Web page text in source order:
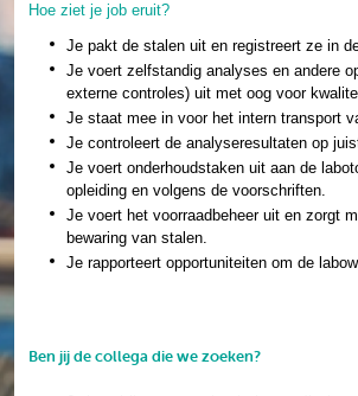
Hoe ziet je job eruit?
Je pakt de stalen uit en registreert ze in
Je voert zelfstandig analyses en andere
externe controles) uit met oog voor
Je staat mee in voor het intern transport
Je controleert de analyseresultaten op
Je voert onderhoudstaken uit aan de
opleiding en volgens de voorschriften.
Je voert het voorraadbeheer uit en zorgt
bewaring van stalen.
Je rapporteert opportuniteiten om de
Ben jij de collega die we zoeken?